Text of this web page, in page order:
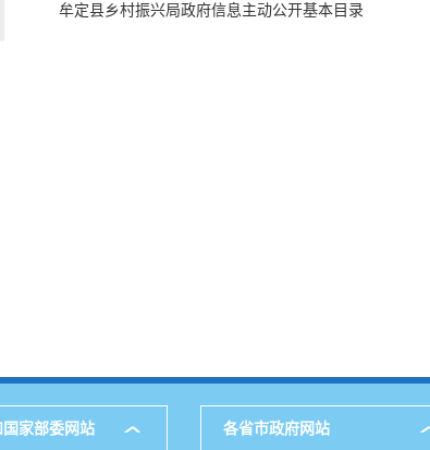
​牟定县乡村振兴局政府信息主动公开基本目录
家部委网站 各省市政府网站